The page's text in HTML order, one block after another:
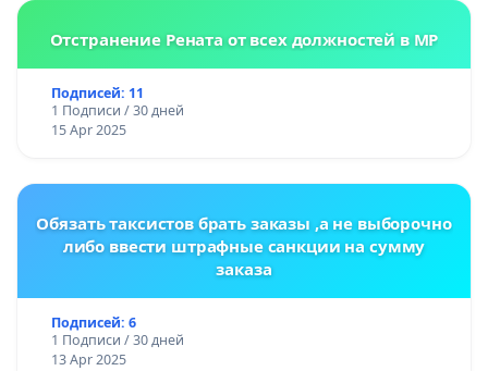
Отстранение Рената от всех должностей в МР
Подписей: 11
1 Подписи / 30 дней
15 Apr 2025
Обязать таксистов брать заказы ,а не выборочно
либо ввести штрафные санкции на сумму
заказа
Подписей: 6
1 Подписи / 30 дней
13 Apr 2025